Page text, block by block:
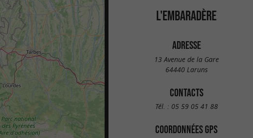
L'EMBARADÈRE
ADRESSE
13 Avenue de la Gare
64440 Laruns
CONTACTS
Tél. : 05 59 05 41 88
COORDONNÉES GPS